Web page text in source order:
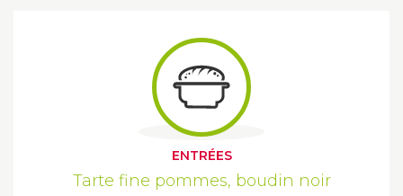
ENTRÉES
Tarte fine pommes, boudin noir